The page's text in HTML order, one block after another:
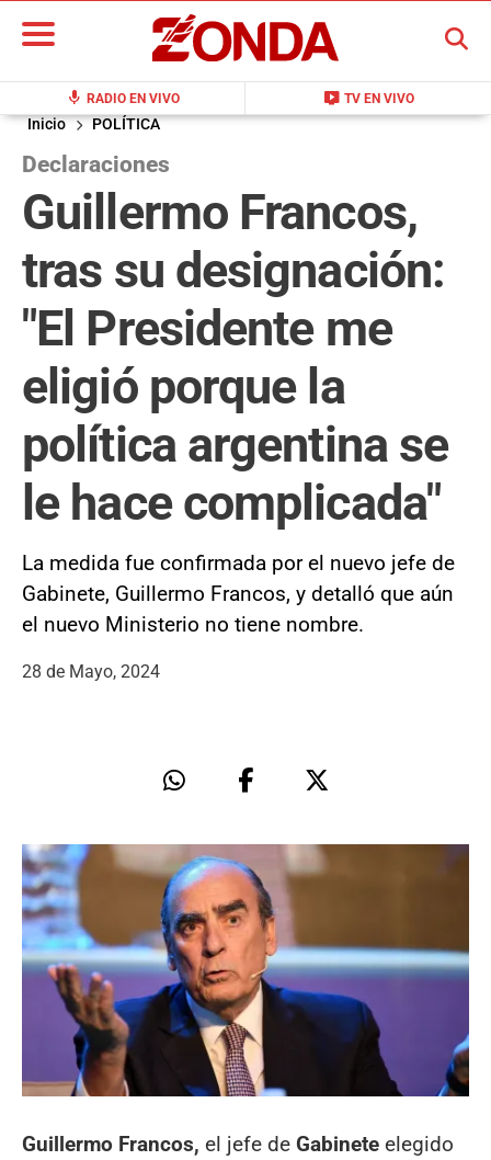
mic RADIO EN VIVO live_tv TV EN VIVO
BUSCAR
Inicio POLÍTICA
Declaraciones
Guillermo Francos,
tras su designación:
"El Presidente me
eligió porque la
política argentina se
le hace complicada"
La medida fue confirmada por el nuevo jefe de
Gabinete, Guillermo Francos, y detalló que aún
el nuevo Ministerio no tiene nombre.
28 de Mayo, 2024
Guillermo Francos, el jefe de Gabinete elegido